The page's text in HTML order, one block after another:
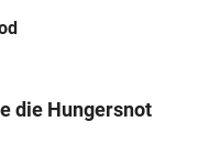
die Hungersnot